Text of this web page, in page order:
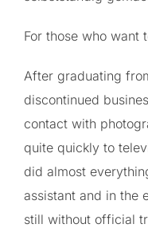
For those who want
After graduating
discontinued
contact with
quite quickly to
did almost
assistant and in the
still without official